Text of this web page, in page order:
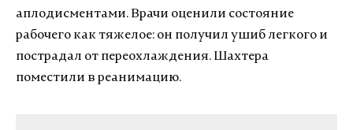
аплодисментами. Врачи оценили состояние
рабочего как тяжелое: он получил ушиб легкого и
пострадал от переохлаждения. Шахтера
поместили в реанимацию.